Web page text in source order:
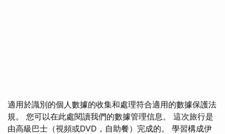
適用於識別的個人數據的收集和處理符合適用的數據保護法
規。 您可以在此處閱讀我們的數據管理信息。 這次旅行是
由高級巴士（視頻或DVD，自助餐）完成的。 學習構成伊